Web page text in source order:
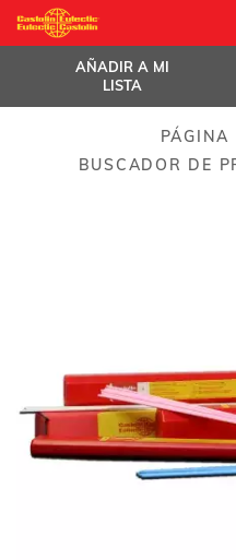
Pasar
al
contenido
principal
AÑADIR A MI
LISTA
RB 5280
Breadcrumb
PÁGINA
BUSCADOR DE